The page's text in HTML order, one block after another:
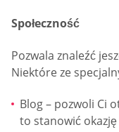
Społeczność
Pozwala znaleźć
Niektóre ze
Blog – pozwoli Ci
to stanowić